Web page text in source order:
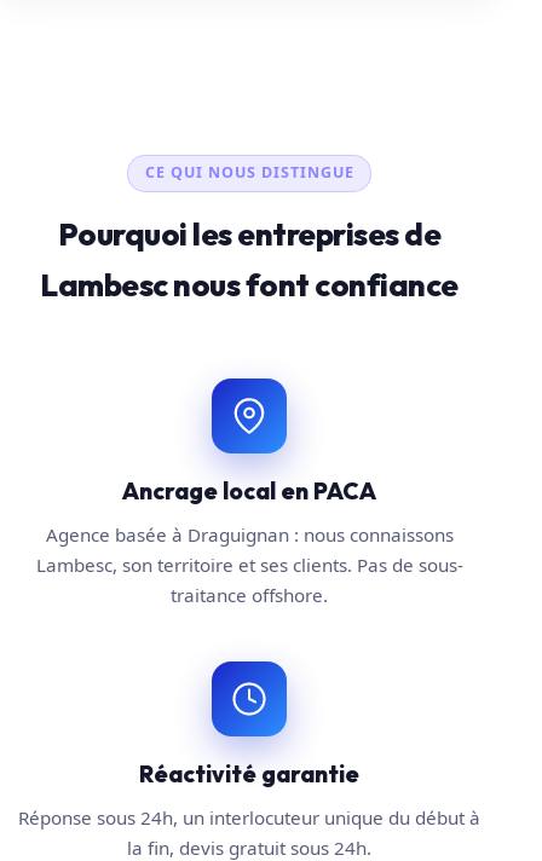
CE QUI NOUS DISTINGUE
Pourquoi les entreprises de
Lambesc nous font confiance
Ancrage local en PACA
Agence basée à Draguignan : nous connaissons
Lambesc, son territoire et ses clients. Pas de sous-
traitance offshore.
Réactivité garantie
Réponse sous 24h, un interlocuteur unique du début à
la fin, devis gratuit sous 24h.